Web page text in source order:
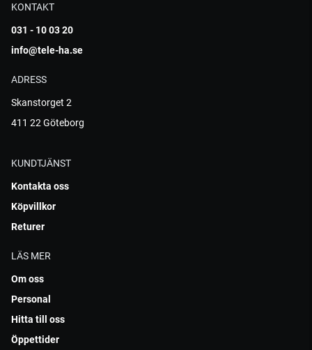
KONTAKT
031 - 10 03 20
info@tele-ha.se
ADRESS
Skanstorget 2
411 22 Göteborg
KUNDTJÄNST
Kontakta oss
Köpvillkor
Returer
LÄS MER
Om oss
Personal
Hitta till oss
Öppettider